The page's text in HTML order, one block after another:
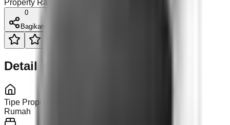
Property Rating (
0
Bagikan
Detail Properti
Tipe Properti
Rumah